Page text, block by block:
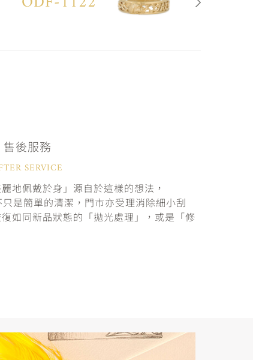
售後服務
SERVICE
地佩戴於身」源自於這樣的想法，
是簡單的清潔，門市亦受理消除細小刮
如同新品狀態的「拋光處理」，或是「修